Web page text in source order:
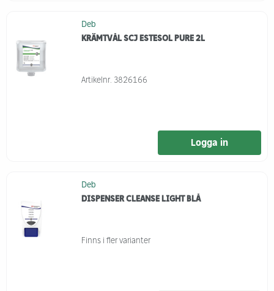
Deb
KRÄMTVÅL SCJ ESTESOL PURE 2L
Artikelnr. 3826166
Logga in
Deb
DISPENSER CLEANSE LIGHT BLÅ
Finns i fler varianter